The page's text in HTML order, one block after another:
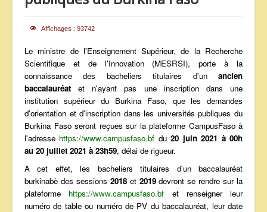
Affichages : 93742
Le ministre de l'Enseignement Supérieur, de la Recherche
Scientifique et de l'Innovation (MESRSI), porte à la
connaissance des bacheliers titulaires d'un ancien
baccalauréat et n'ayant pas une inscription dans une
institution supérieur du Burkina Faso, que les demandes
d'orientation et d'inscription dans les universités publiques du
Burkina Faso seront reçues sur la plateforme CampusFaso à
l'adresse https://www.campusfaso.bf du20 juin 2021 à 00h
au 20 juillet 2021 à 23h59, délai de rigueur.
A cet effet, les bacheliers titulaires d'un baccalauréat
burkinabè des sessions 2018et 2019devront se rendre sur la
plateforme https://www.campusfaso.bf et renseigner leur
numéro de table ou numéro de PV du baccalauréat, leur date